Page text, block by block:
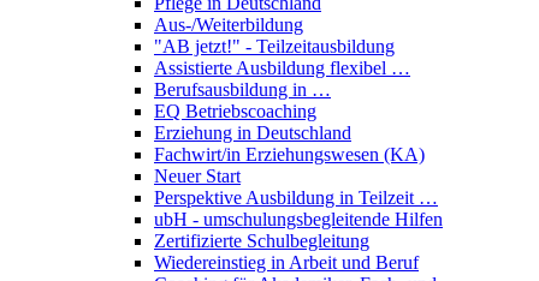
Aus-/Weiterbildung
"AB jetzt!" - Teilzeitausbildung
Assistierte Ausbildung flexibel …
Berufsausbildung in …
EQ Betriebscoaching
Erziehung in Deutschland
Fachwirt/in Erziehungswesen (KA)
Neuer Start
Perspektive Ausbildung in Teilzeit …
ubH - umschulungsbegleitende Hilfen
Zertifizierte Schulbegleitung
Wiedereinstieg in Arbeit und Beruf